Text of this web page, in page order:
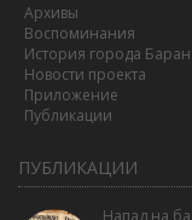
Архивы
Воспоминания
История города
Новости проекта
Приложение
Публикации
ПУБЛИКАЦИИ
Напад на